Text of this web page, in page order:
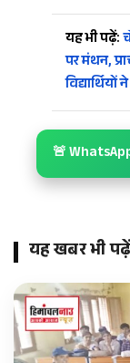
यह भी पढ़ें:
पर मंथन,
🚨
यह खबर भी पढ़ें